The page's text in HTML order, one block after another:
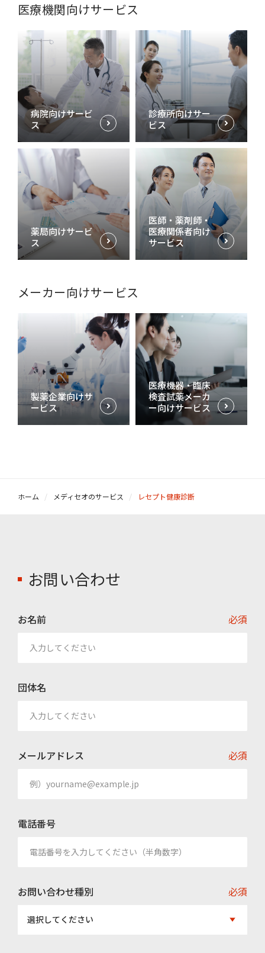
医療機関向けサービス
病院向けサービ
ス
診療所向けサー
ビス
薬局向けサービ
ス
医師・薬剤師・
医療関係者向け
サービス
メーカー向けサービス
製薬企業向けサ
ービス
医療機器・臨床
検査試薬メーカ
ー向けサービス
ホーム メディセオのサービス レセプト健康診断
お問い合わせ
お名前 必須
団体名
メールアドレス 必須
電話番号
お問い合わせ種別 必須
選択してください